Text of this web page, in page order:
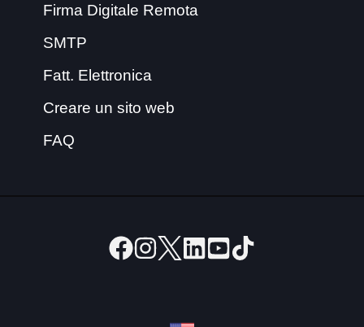
Firma Digitale Remota
SMTP
Fatt. Elettronica
Creare un sito web
FAQ